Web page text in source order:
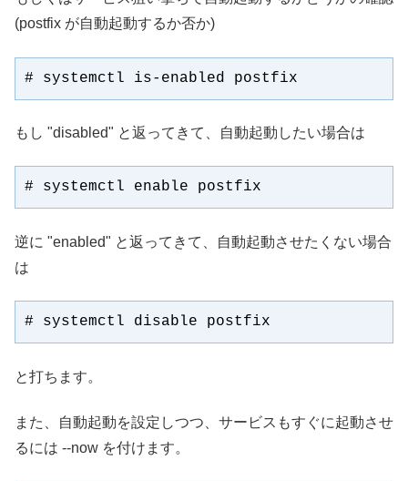
(postfix が自動起動するか否か)
# systemctl is-enabled postfix
もし "disabled" と返ってきて、自動起動したい場合は
# systemctl enable postfix
逆に "enabled" と返ってきて、自動起動させたくない場合
は
# systemctl disable postfix
と打ちます。
また、自動起動を設定しつつ、サービスもすぐに起動させ
るには --now を付けます。